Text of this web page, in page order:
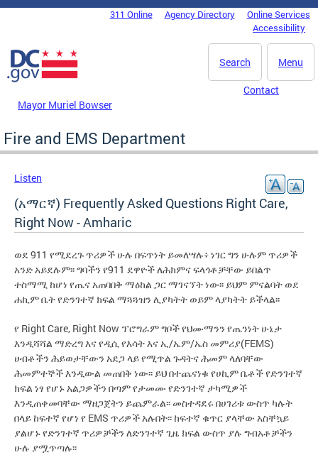
Skip to main content
DC Agency Top Menu311 Online Agency Directory
Online Services
Accessibility
Menu
Search
Mayor Muriel Bowser
Contact
Fire and EMS Department
Listen
(አማርኛ) Frequently Asked Questions Right Care,
Right Now - Amharic
ወደ 911 የሚደረጉ ጥሪዎች ሁሉ በፍጥነት ይመለሣሉ፥ ነገር ግን ሁሉም ጥሪዎች
አንድ አይደሉም፡፡ ግባችን የ911 ደዋዮች ለሕክምና ፍላጎቶቻቸው ይበልጥ
ተስማሚ ከሆነ የጤና አጠባበቅ ማዕከል ጋር ማገናኘት ነው፡፡ ይህም ምናልባት ወደ
ሐኪም ቤት የድንገተኛ ክፍል ማጓጓዝን ሊያካትት ወይም ላያካትት ይችላል፡፡
የ Right Care, Right Now ፕሮግራም ግቦች የህሙማንን የጤንነት ሁኔታ
እንዲሻሻል ማድረግ እና የዲሲ የእሳት እና ኢ/ኤም/ኤስ መምሪያ(FEMS)
ሀብቶችን ሕይወታቸውን አደጋ ላይ የሚጥል ጉዳትና ሕመም ላለባቸው
ሕመምተኞች እንዲውል መጠበቅ ነው፡፡ ይህ በተጨናነቁ የሀኪም ቤቶች የድንገተኛ
ክፍል ነፃ የሆኑ አልጋዎችን በጣም የታመሙ የድንገተኛ ታካሚዎች
እንዲጠቀመባቸው ማዘጋጀትን ይጨምራል፡፡ መስተዳደሩ በሀገሪቱ ውስጥ ካሉት
በላይ ከፍተኛ የሆነ የ EMS ጥሪዎች አሉበት፡፡ ከፍተኛ ቁጥር ያላቸው አስቸኳይ
ያልሆኑ የድንገተኛ ጥሪዎቻችን ለድንገተኛ ጊዜ ክፍል ውስጥ ያሉ ግብአቶቻችን
ሁሉ ያሟጥጣሉ፡፡